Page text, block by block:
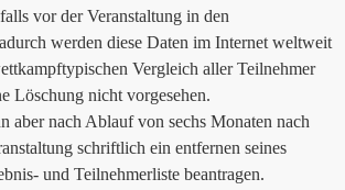
vor der Veranstaltung in den
werden diese Daten im Internet weltweit
Vergleich aller Teilnehmer
Löschung nicht vorgesehen.
aber nach Ablauf von sechs Monaten nach
schriftlich ein entfernen seines
und Teilnehmerliste beantragen.